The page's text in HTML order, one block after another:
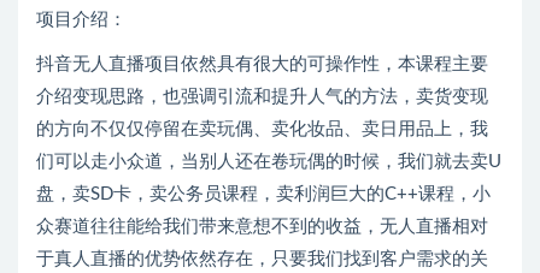
项目介绍：
抖音无人直播项目依然具有很大的可操作性，本课程主要
介绍变现思路，也强调引流和提升人气的方法，卖货变现
的方向不仅仅停留在卖玩偶、卖化妆品、卖日用品上，我
们可以走小众道，当别人还在卷玩偶的时候，我们就去卖U
盘，卖SD卡，卖公务员课程，卖利润巨大的C++课程，小
众赛道往往能给我们带来意想不到的收益，无人直播相对
于真人直播的优势依然存在，只要我们找到客户需求的关